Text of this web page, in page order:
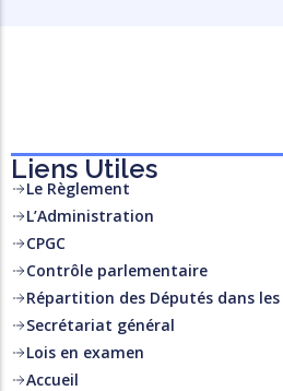
Liens Utiles
Le Règlement
L’Administration
CPGC
Contrôle parlementaire
Répartition des Députés dans
Secrétariat général
Lois en examen
Accueil